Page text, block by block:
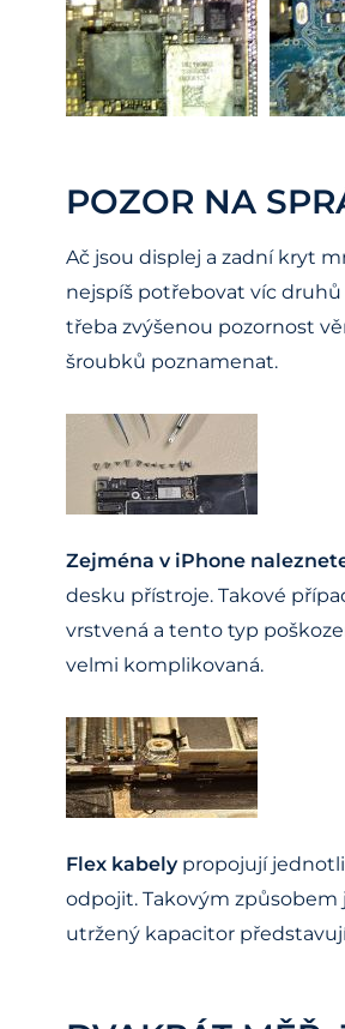
POZOR NA
Ač jsou displej a zadní kryt
nejspíš potřebovat víc
třeba zvýšenou pozornost
šroubků poznamenat.
Zejména v iPhone
desku přístroje. Takové
vrstvená a tento typ
velmi komplikovaná.
Flex kabelypropojují
odpojit. Takovým
utržený kapacitor